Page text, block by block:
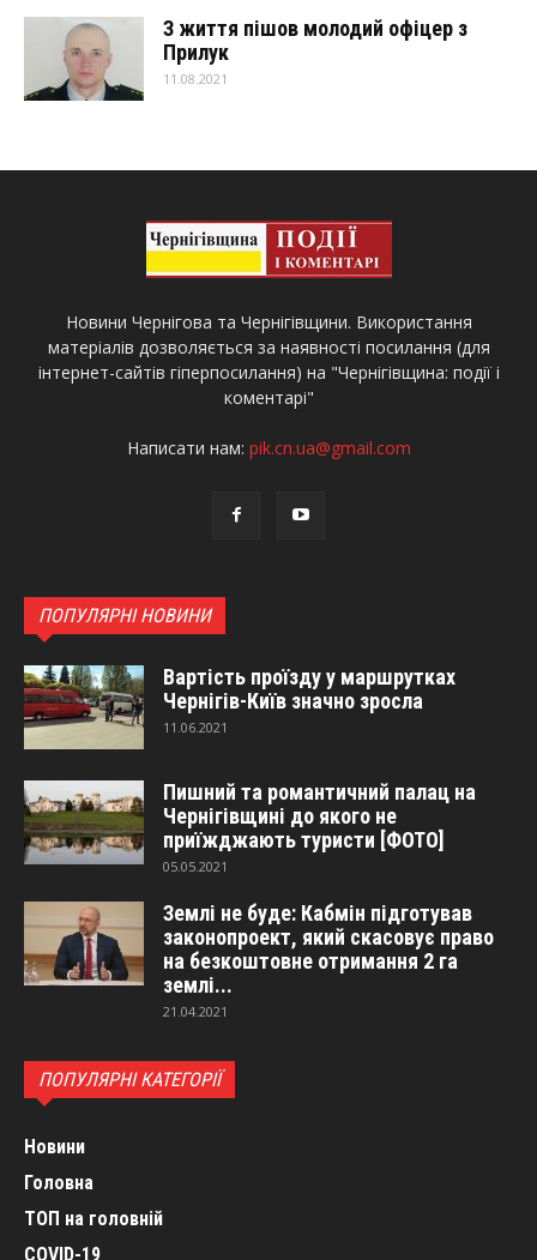
З життя пішов молодий офіцер з
Прилук
11.08.2021
Новини Чернігова та Чернігівщини. Використання
матеріалів дозволяється за наявності посилання (для
інтернет-сайтів гіперпосилання) на "Чернігівщина: події і
коментарі"
Написати нам: pik.cn.ua@gmail.com
ПОПУЛЯРНІ НОВИНИ
Вартість проїзду у маршрутках
Чернігів-Київ значно зросла
11.06.2021
Пишний та романтичний палац на
Чернігівщині до якого не
приїжджають туристи [ФОТО]
05.05.2021
Землі не буде: Кабмін підготував
законопроект, який скасовує право
на безкоштовне отримання 2 га
землі...
21.04.2021
ПОПУЛЯРНІ КАТЕГОРІЇ
Новини
Головна
ТОП на головній
COVID-19